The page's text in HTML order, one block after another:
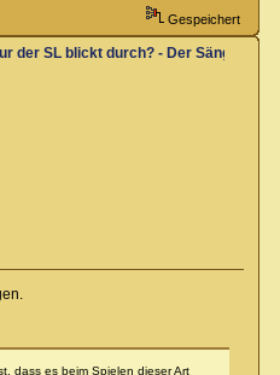
Gespeichert
der SL blickt durch? - Der Sänger von
dass es beim Spielen dieser Art